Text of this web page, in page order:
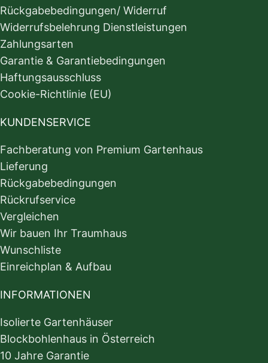
Rückgabebedingungen/ Widerruf
Widerrufsbelehrung Dienstleistungen
Zahlungsarten
Garantie & Garantiebedingungen
Haftungsausschluss
Cookie-Richtlinie (EU)
KUNDENSERVICE
Fachberatung von Premium Gartenhaus
Lieferung
Rückgabebedingungen
Rückrufservice
Vergleichen
Wir bauen Ihr Traumhaus
Wunschliste
Einreichplan & Aufbau
INFORMATIONEN
Isolierte Gartenhäuser
Blockbohlenhaus in Österreich
10 Jahre Garantie